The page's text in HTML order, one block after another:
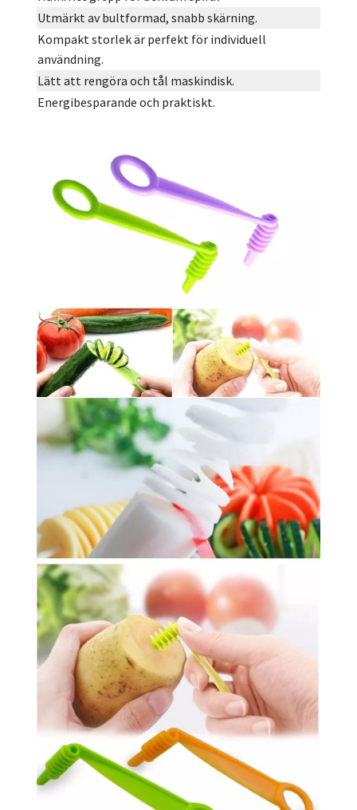
Utmärkt av bultformad, snabb skärning.
Kompakt storlek är perfekt för individuell
användning.
Lätt att rengöra och tål maskindisk.
Energibesparande och praktiskt.